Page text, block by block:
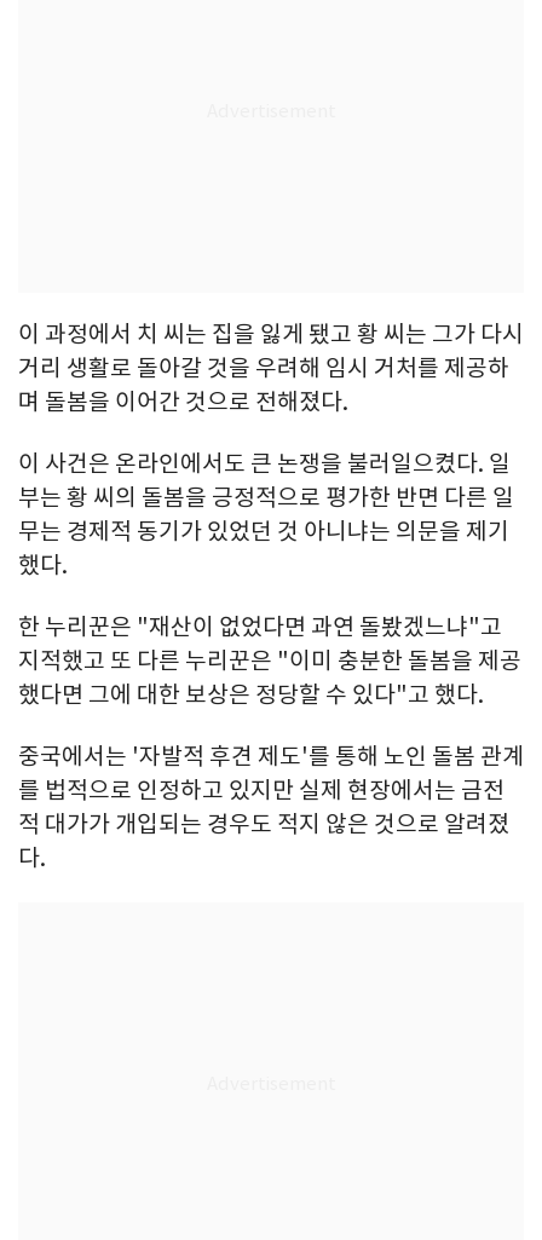
이 과정에서 치 씨는 집을 잃게 됐고 황 씨는 그가 다시
거리 생활로 돌아갈 것을 우려해 임시 거처를 제공하
며 돌봄을 이어간 것으로 전해졌다.
이 사건은 온라인에서도 큰 논쟁을 불러일으켰다. 일
부는 황 씨의 돌봄을 긍정적으로 평가한 반면 다른 일
무는 경제적 동기가 있었던 것 아니냐는 의문을 제기
했다.
한 누리꾼은 "재산이 없었다면 과연 돌봤겠느냐"고
지적했고 또 다른 누리꾼은 "이미 충분한 돌봄을 제공
했다면 그에 대한 보상은 정당할 수 있다"고 했다.
중국에서는 '자발적 후견 제도'를 통해 노인 돌봄 관계
를 법적으로 인정하고 있지만 실제 현장에서는 금전
적 대가가 개입되는 경우도 적지 않은 것으로 알려졌
다.